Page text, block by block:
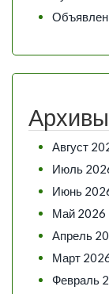
Архивы
Август
Июль
Июнь
Май 2026
Апрель
Март
Февраль